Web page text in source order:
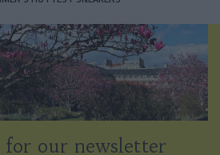
for our newsletter